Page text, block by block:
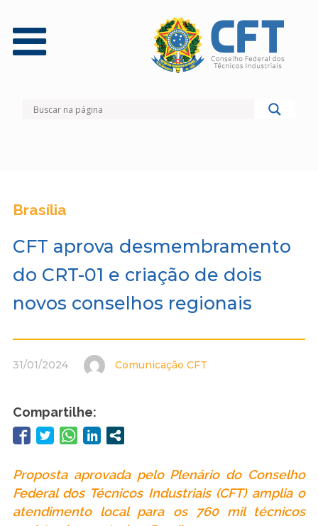
Brasília
CFT aprova desmembramento
do CRT-01 e criação de dois
novos conselhos regionais
31/01/2024 Comunicação CFT
Compartilhe:
Proposta aprovada pelo Plenário do Conselho
Federal dos Técnicos Industriais (CFT) amplia o
atendimento local para os 760 mil técnicos